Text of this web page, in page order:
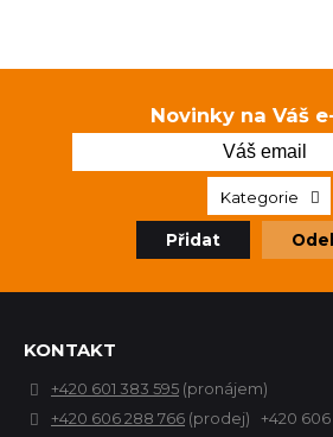
Novinky na Váš
Kategorie
Přidat
KONTAKT
+420 601 383 595 (pronájem)
+420 606 288 766 (prodej) +420 606